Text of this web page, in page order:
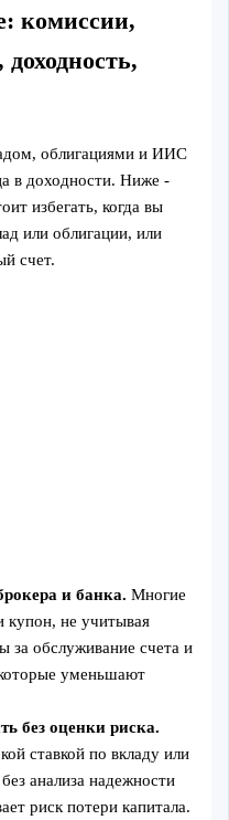
комиссии,
облигациями и ИИС
в доходности. Ниже -
избегать, когда вы
или облигации, или
счет.
и банка. Многие
купон, не учитывая
за обслуживание счета и
уменьшают
без оценки риска.
ставкой по вкладу или
анализа надежности
риск потери капитала.